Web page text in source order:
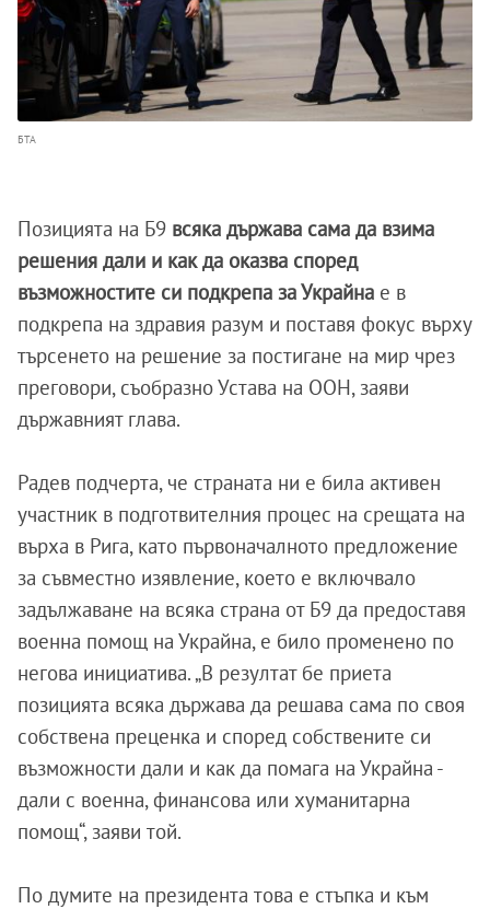
БТА
Позицията на Б9 всяка държава сама да взима
решения дали и как да оказва според
възможностите си подкрепа за Украйна е в
подкрепа на здравия разум и поставя фокус върху
търсенето на решение за постигане на мир чрез
преговори, съобразно Устава на ООН, заяви
държавният глава.
Радев подчерта, че страната ни е била активен
участник в подготвителния процес на срещата на
върха в Рига, като първоначалното предложение
за съвместно изявление, което е включвало
задължаване на всяка страна от Б9 да предоставя
военна помощ на Украйна, е било променено по
негова инициатива. „В резултат бе приета
позицията всяка държава да решава сама по своя
собствена преценка и според собствените си
възможности дали и как да помага на Украйна -
дали с военна, финансова или хуманитарна
помощ“, заяви той.
По думите на президента това е стъпка и към